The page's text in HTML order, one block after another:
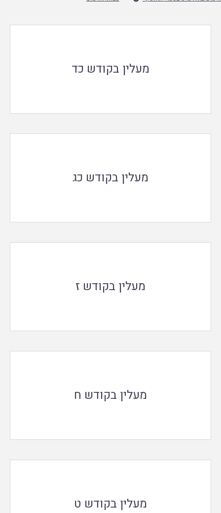
מעלין בקודש כד
מעלין בקודש כג
מעלין בקודש ז
מעלין בקודש ח
מעלין בקודש ט